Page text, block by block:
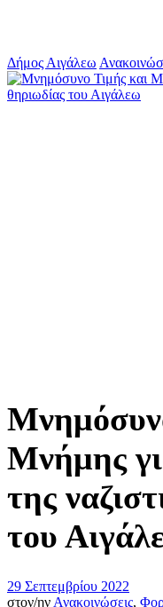
Δήμος Αιγάλεω
Μνήμης
της
του
29 Σεπτεμβρίου 2022
στον/ην Ανακοινώσεις,